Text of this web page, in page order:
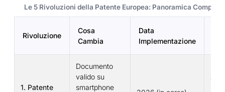
Le 5 Rivoluzioni della Patente Europea: Panoramica Completa
Rivoluzione
Cosa
Cambia
Data
Implementazione
1. Patente
Documento
valido su
smartphone